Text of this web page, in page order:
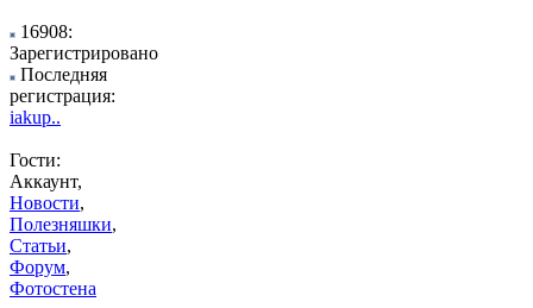
16908:
Зарегистрировано
Последняя
регистрация:
iakup..
Гости:
Аккаунт,
Новости,
Полезняшки,
Статьи,
Форум,
Фотостена